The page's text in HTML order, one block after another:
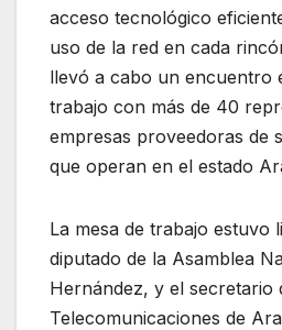
acceso tecnológico
uso de la red en cada
llevó a cabo un encuentro
trabajo con más de 40
empresas proveedoras de
que operan en el estado
La mesa de trabajo estuvo
diputado de la Asamblea
Hernández, y el secretario
Telecomunicaciones de